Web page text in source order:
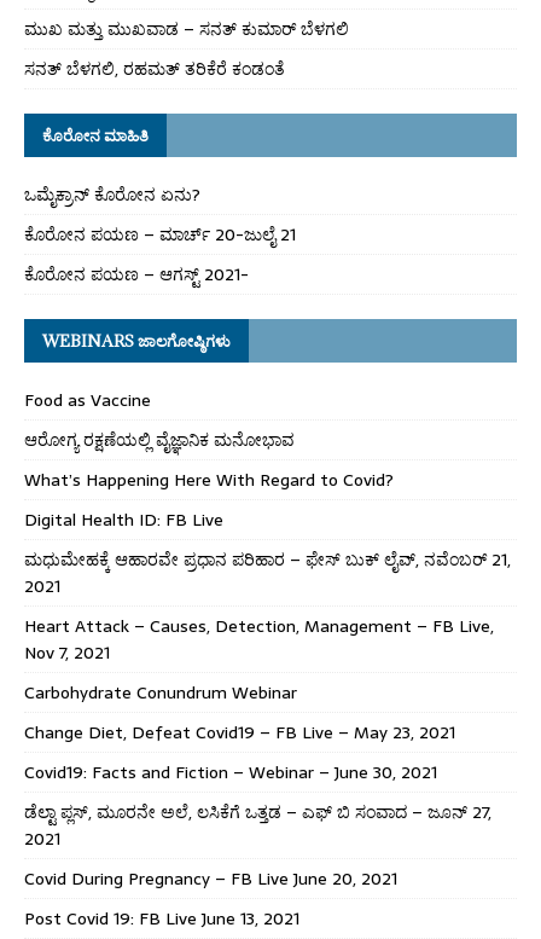
ಮುಖ ಮತ್ತು ಮುಖವಾಡ – ಸನತ್ ಕುಮಾರ್ ಬೆಳಗಲಿ
ಸನತ್ ಬೆಳಗಲಿ, ರಹಮತ್ ತರಿಕೆರೆ ಕಂಡಂತೆ
ಕೊರೋನ ಮಾಹಿತಿ
ಒಮೈಕ್ರಾನ್ ಕೊರೋನ ಏನು?
ಕೊರೋನ ಪಯಣ – ಮಾರ್ಚ್ 20-ಜುಲೈ 21
ಕೊರೋನ ಪಯಣ – ಆಗಸ್ಟ್ 2021-
WEBINARS ಜಾಲಗೋಷ್ಠಿಗಳು
Food as Vaccine
ಆರೋಗ್ಯ ರಕ್ಷಣೆಯಲ್ಲಿ ವೈಜ್ಞಾನಿಕ ಮನೋಭಾವ
What’s Happening Here With Regard to Covid?
Digital Health ID: FB Live
ಮಧುಮೇಹಕ್ಕೆ ಆಹಾರವೇ ಪ್ರಧಾನ ಪರಿಹಾರ – ಫೇಸ್ ಬುಕ್ ಲೈವ್, ನವೆಂಬರ್ 21,
2021
Heart Attack – Causes, Detection, Management – FB Live,
Nov 7, 2021
Carbohydrate Conundrum Webinar
Change Diet, Defeat Covid19 – FB Live – May 23, 2021
Covid19: Facts and Fiction – Webinar – June 30, 2021
ಡೆಲ್ಟಾ ಪ್ಲಸ್, ಮೂರನೇ ಅಲೆ, ಲಸಿಕೆಗೆ ಒತ್ತಡ – ಎಫ್ ಬಿ ಸಂವಾದ – ಜೂನ್ 27,
2021
Covid During Pregnancy – FB Live June 20, 2021
Post Covid 19: FB Live June 13, 2021